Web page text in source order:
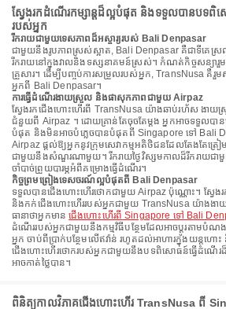
ស្វែងរកដំណើរកម្សាន្តដ៏ល្អបំផុត និងទទួលបានបទពិស
របស់អ្នក
រីករាយជាមួយទេសភាពដ៏អស្ចារ្យរបស់ Bali Denpasar
ជាមួយនឹងរូបភាពស្រស់ស្អាត, Bali Denpasar គឺជាទីគេស្រ
រីករាយនៅក្នុងវាលនិងទស្សនាគមន៍ស្រស់។ កំណត់កិច្ចសន្យារួ
គ្រួសារ។ ដើម្បីបញ្ចប់ការសម្រួលរបស់អ្នក, TransNusa គឺរួ
អ្នកពី Bali Denpasar។
ការធ្វើដំណើរងាយស្រួល និងផាសុកភាពជាមួយ Airpaz
ស្វែងរកជើងហោះហើរពី TransNusa យ៉ាងឆាប់រហ័ស ងាយ
ជំនួយពី Airpaz ។ ដោយគ្រាន់តែចុចតែម្តង អ្នកអាចទទួលបា
បំផុត និងមិនអាចបំភ្លេចបានបំផុតពី Singapore ទៅ Bali
Airpaz ផ្តល់ឱ្យអ្នកនូវក្រុមសេវាកម្មអតិថិជនដែលតែងតែត្រៀ
ជាមួយនឹងសំណួរណាមួយ។ រីករាយថ្ងៃវិស្សមកាលដ៏រីករាយជា
ចាំបាច់ព្រួយបារម្ភអំពីគម្រោងធ្វើដំណើរ។
កិច្ចព្រមព្រៀងទេសចរណ៍ល្អបំផុតពី Bali Denpasar
ទទួលបានជើងហោះហើរថោកជាមួយ Airpaz ប៉ុណ្ណោះ។ ស្វែង
និងកក់ជើងហោះហើររបស់អ្នកជាមួយ TransNusa យ៉ាងងា
ធានាថាអ្នកមានជើងហោះហើរពី Singapore ទៅ Bali
ដំណើររបស់អ្នកជាមួយនឹងកម្មវិធីបន្ថែមដែលអាចប្ដូរតាម
អ្នក ចាប់ពីប្រាក់បន្ថែមលើឥវ៉ាន់ រហូតដល់អាហារក្នុងយន្តហោ
ជើងហោះហើរថោករបស់អ្នកជាមួយនឹងបទពិសោធន៍ធ្វើដំណើ
អាចកាត់ថ្លៃបាន។
ពិនិត្យកាលវិភាគជើងហោះហើរ TransNusa ពី